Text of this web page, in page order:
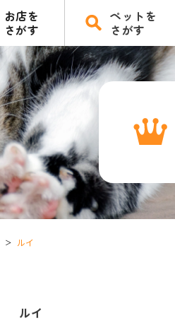
お店を
さがす
ペットを
さがす
ルイ
ルイ